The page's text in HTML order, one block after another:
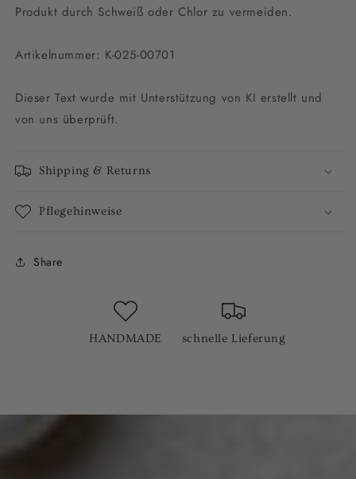
Produkt durch Schweiß oder Chlor zu vermeiden.
Artikelnummer: K-025-00701
Dieser Text wurde mit Unterstützung von KI erstellt und
von uns überprüft.
Shipping & Returns
Pflegehinweise
Share
HANDMADE schnelle Lieferung